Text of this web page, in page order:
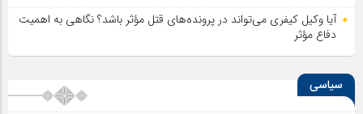
آیا وکیل کیفری می‌تواند در پرونده‌های قتل مؤثر باشد؟ نگاهی به اهمیت
دفاع مؤثر
سیاسی